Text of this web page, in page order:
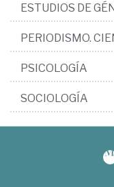
ESTUDIOS DE
PERIODISMO.
PSICOLOGÍA
SOCIOLOGÍA